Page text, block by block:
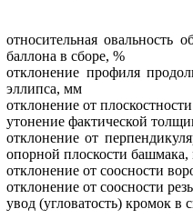
относительная
баллона в сборе, %
отклонение профиля
эллипса, мм
отклонение от
утонение фактической
отклонение от
опорной плоскости
отклонение от соосности
отклонение от соосности
увод (угловатость) кромок